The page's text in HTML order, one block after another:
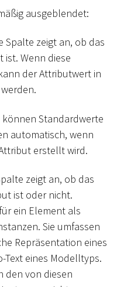
ausgeblendet:
Spalte zeigt an, ob das
Wenn diese
der Attributwert in
Standardwerte
automatisch, wenn
erstellt wird.
zeigt an, ob das
ist oder nicht.
ein Element als
Sie umfassen
Repräsentation eines
eines Modelltyps.
den von diesen